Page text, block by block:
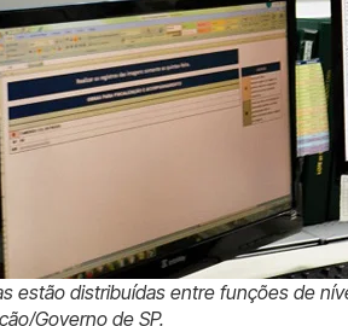
estão distribuídas entre funções de
Governo de SP.